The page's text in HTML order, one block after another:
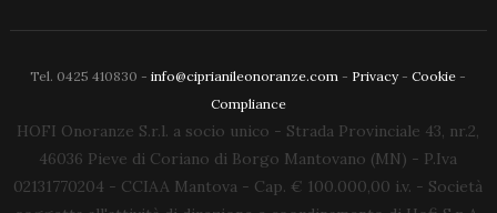
Tel. 0425 410830 -info@ciprianileonoranze.com - Privacy-Cookie -
Compliance
HOFI Onoranze S.r.l. a socio unico - Strada Provinciale 43, nr.2,
46036 Pieve di Coriano di Borgo Mantovano (MN) - P.Iva
02131770204 - CCIAA Mantova - Cap. € 100.000,00 i.v. - Società